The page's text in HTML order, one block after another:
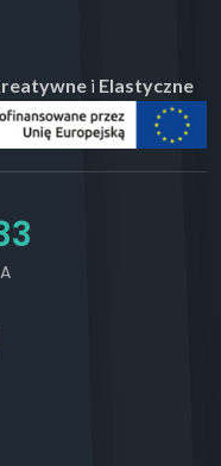
i Elastyczne